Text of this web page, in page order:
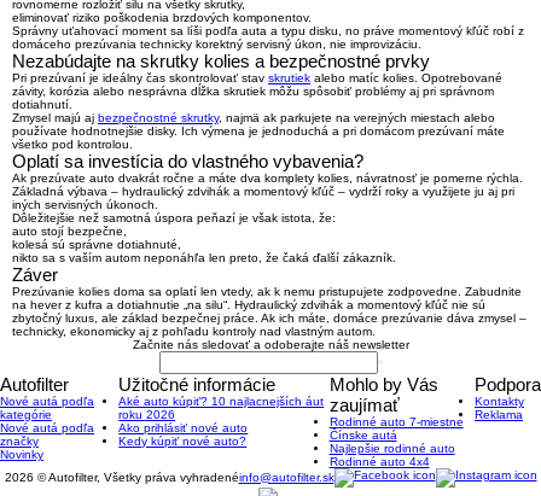
rovnomerne rozložiť silu na všetky skrutky,
eliminovať riziko poškodenia brzdových komponentov.
Správny uťahovací moment sa líši podľa auta a typu disku, no práve momentový kľúč robí z
domáceho prezúvania technicky korektný servisný úkon, nie improvizáciu.
Nezabúdajte na skrutky kolies a bezpečnostné prvky
Pri prezúvaní je ideálny čas skontrolovať stav skrutiek alebo matíc kolies. Opotrebované
závity, korózia alebo nesprávna dĺžka skrutiek môžu spôsobiť problémy aj pri správnom
dotiahnutí.
Zmysel majú aj bezpečnostné skrutky, najmä ak parkujete na verejných miestach alebo
používate hodnotnejšie disky. Ich výmena je jednoduchá a pri domácom prezúvaní máte
všetko pod kontrolou.
Oplatí sa investícia do vlastného vybavenia?
Ak prezúvate auto dvakrát ročne a máte dva komplety kolies, návratnosť je pomerne rýchla.
Základná výbava – hydraulický zdvihák a momentový kľúč – vydrží roky a využijete ju aj pri
iných servisných úkonoch.
Dôležitejšie než samotná úspora peňazí je však istota, že:
auto stojí bezpečne,
kolesá sú správne dotiahnuté,
nikto sa s vaším autom neponáhľa len preto, že čaká ďalší zákazník.
Záver
Prezúvanie kolies doma sa oplatí len vtedy, ak k nemu pristupujete zodpovedne. Zabudnite
na hever z kufra a dotiahnutie „na silu“. Hydraulický zdvihák a momentový kľúč nie sú
zbytočný luxus, ale základ bezpečnej práce. Ak ich máte, domáce prezúvanie dáva zmysel –
technicky, ekonomicky aj z pohľadu kontroly nad vlastným autom.
Začnite nás sledovať a odoberajte náš newsletter
Autofilter
Nové autá podľa
kategórie
Nové autá podľa
značky
Novinky
Užitočné informácie
Aké auto kúpiť? 10 najlacnejších áut
roku 2026
Ako prihlásiť nové auto
Kedy kúpiť nové auto?
Mohlo by Vás
zaujímať
Rodinné auto 7-miestne
Čínske autá
Najlepšie rodinné auto
Rodinné auto 4x4
Podpora
Kontakty
Reklama
2026 © Autofilter, Všetky práva vyhradenéinfo@autofilter.sk